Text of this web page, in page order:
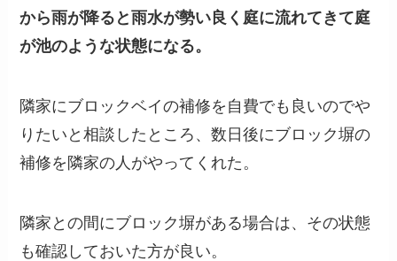
から雨が降ると雨水が勢い良く庭に流れてきて庭
が池のような状態になる。
隣家にブロックベイの補修を自費でも良いのでや
りたいと相談したところ、数日後にブロック塀の
補修を隣家の人がやってくれた。
隣家との間にブロック塀がある場合は、その状態
も確認しておいた方が良い。